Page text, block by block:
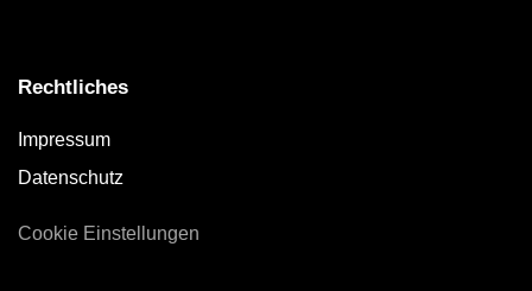
Rechtliches
Impressum
Datenschutz
Cookie Einstellungen